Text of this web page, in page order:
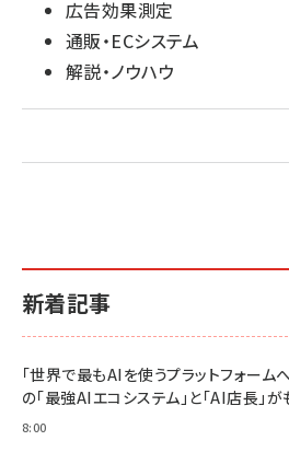
広告効果測定
通販・ECシステム
解説・ノウハウ
新着記事
「世界で最もAIを使うプラットフォーム
の「最強AIエコシステム」と「AI店長」
8:00